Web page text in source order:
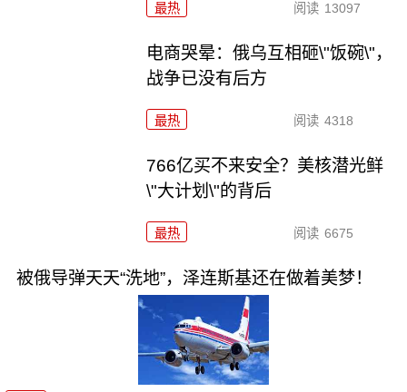
最热 阅读 13097
电商哭晕：俄乌互相砸\"饭碗\"，
战争已没有后方
最热 阅读 4318
766亿买不来安全？美核潜光鲜
\"大计划\"的背后
最热 阅读 6675
被俄导弹天天“洗地”，泽连斯基还在做着美梦！